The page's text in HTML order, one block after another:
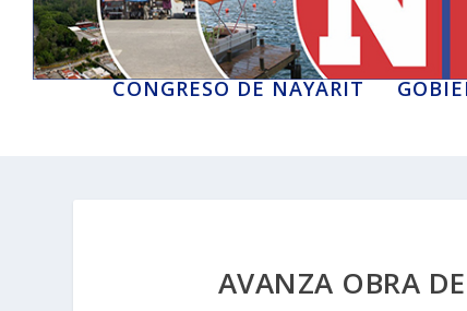
CONGRESO DE NAYARIT
AVANZA OBRA